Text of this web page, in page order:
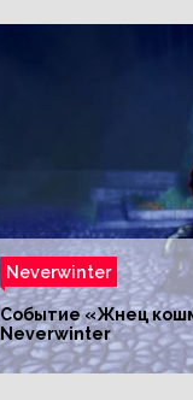
Neverwinter
Событие «Жнец
Neverwinter